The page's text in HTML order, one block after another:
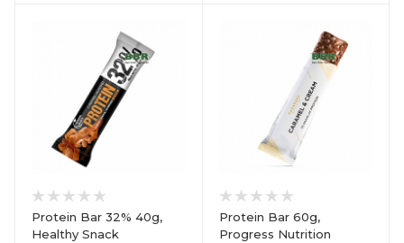
Protein Bar 32% 40g,
Healthy Snack
Protein Bar 60g,
Progress Nutrition